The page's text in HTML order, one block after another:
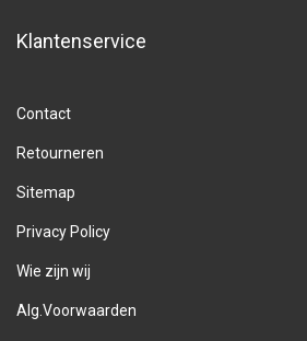
Klantenservice
Contact
Retourneren
Sitemap
Privacy Policy
Wie zijn wij
Alg.Voorwaarden